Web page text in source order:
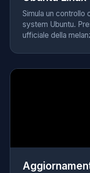
Simula un controllo
system Ubuntu.
ufficiale della